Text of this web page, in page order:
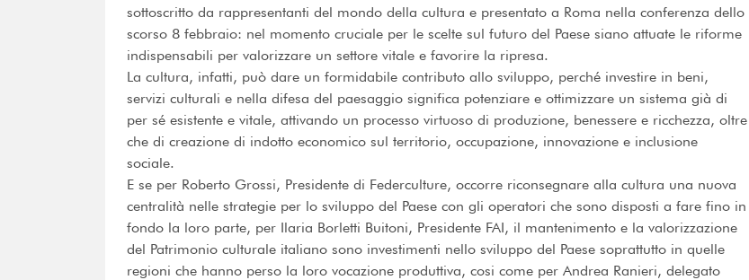
sottoscritto da rappresentanti del mondo della cultura e presentato a Roma nella conferenza dello
scorso 8 febbraio: nel momento cruciale per le scelte sul futuro del Paese siano attuate le riforme
indispensabili per valorizzare un settore vitale e favorire la ripresa.
La cultura, infatti, può dare un formidabile contributo allo sviluppo, perché investire in beni,
servizi culturali e nella difesa del paesaggio significa potenziare e ottimizzare un sistema già di
per sé esistente e vitale, attivando un processo virtuoso di produzione, benessere e ricchezza, oltre
che di creazione di indotto economico sul territorio, occupazione, innovazione e inclusione
sociale.
E se per Roberto Grossi, Presidente di Federculture, occorre riconsegnare alla cultura una nuova
centralità nelle strategie per lo sviluppo del Paese con gli operatori che sono disposti a fare fino in
fondo la loro parte, per Ilaria Borletti Buitoni, Presidente FAI, il mantenimento e la valorizzazione
del Patrimonio culturale italiano sono investimenti nello sviluppo del Paese soprattutto in quelle
regioni che hanno perso la loro vocazione produttiva, cosi come per Andrea Ranieri, delegato